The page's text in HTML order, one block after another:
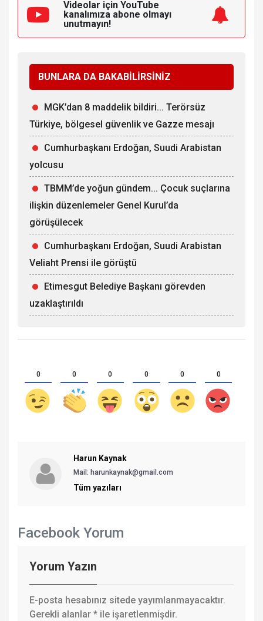
Videolar için YouTube
kanalımıza abone olmayı
unutmayın!
BUNLARA DA BAKABİLİRSİNİZ
MGK’dan 8 maddelik bildiri... Terörsüz
Türkiye, bölgesel güvenlik ve Gazze mesajı
Cumhurbaşkanı Erdoğan, Suudi Arabistan
yolcusu
TBMM’de yoğun gündem... Çocuk suçlarına
ilişkin düzenlemeler Genel Kurul’da
görüşülecek
Cumhurbaşkanı Erdoğan, Suudi Arabistan
Veliaht Prensi ile görüştü
Etimesgut Belediye Başkanı görevden
uzaklaştırıldı
0 0 0 0 0 0
Harun Kaynak
Mail: harunkaynak@gmail.com
Tüm yazıları
Facebook Yorum
Yorum Yazın
E-posta hesabınız sitede yayımlanmayacaktır.
Gerekli alanlar * ile işaretlenmişdir.